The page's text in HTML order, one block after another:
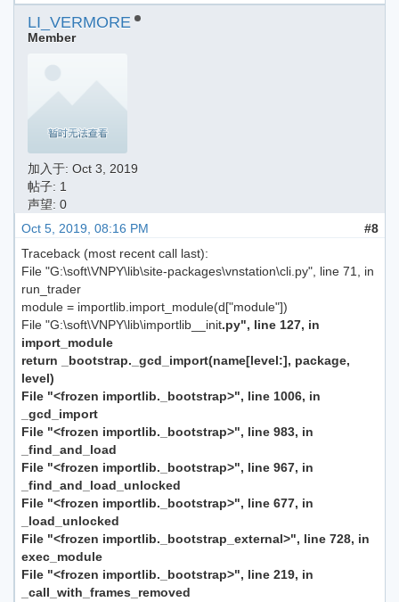
LI_VERMORE
Member
加入于: Oct 3, 2019
帖子: 1
声望: 0
Oct 5, 2019, 08:16 PM
#8
Traceback (most recent call last):
File "G:\soft\VNPY\lib\site-packages\vnstation\cli.py", line 71, in
run_trader
module = importlib.import_module(d["module"])
File "G:\soft\VNPY\lib\importlib__init.py", line 127, in
import_module
return _bootstrap._gcd_import(name[level:], package,
level)
File "<frozen importlib._bootstrap>", line 1006, in
_gcd_import
File "<frozen importlib._bootstrap>", line 983, in
_find_and_load
File "<frozen importlib._bootstrap>", line 967, in
_find_and_load_unlocked
File "<frozen importlib._bootstrap>", line 677, in
_load_unlocked
File "<frozen importlib._bootstrap_external>", line 728, in
exec_module
File "<frozen importlib._bootstrap>", line 219, in
_call_with_frames_removed